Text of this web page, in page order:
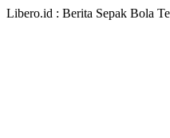
Libero.id : Berita Sepak Bola